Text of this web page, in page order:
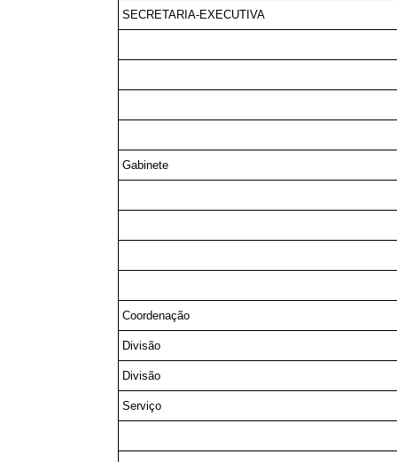
SECRETARIA-EXECUTIVA
Gabinete
Coordenação
Divisão
Divisão
Serviço